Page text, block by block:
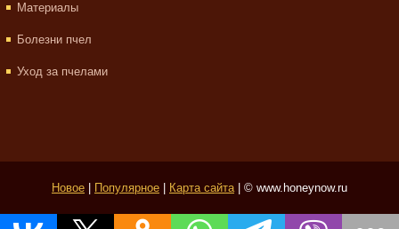
Материалы
Болезни пчел
Уход за пчелами
Новое Популярное Карта сайта| © www.honeynow.ru